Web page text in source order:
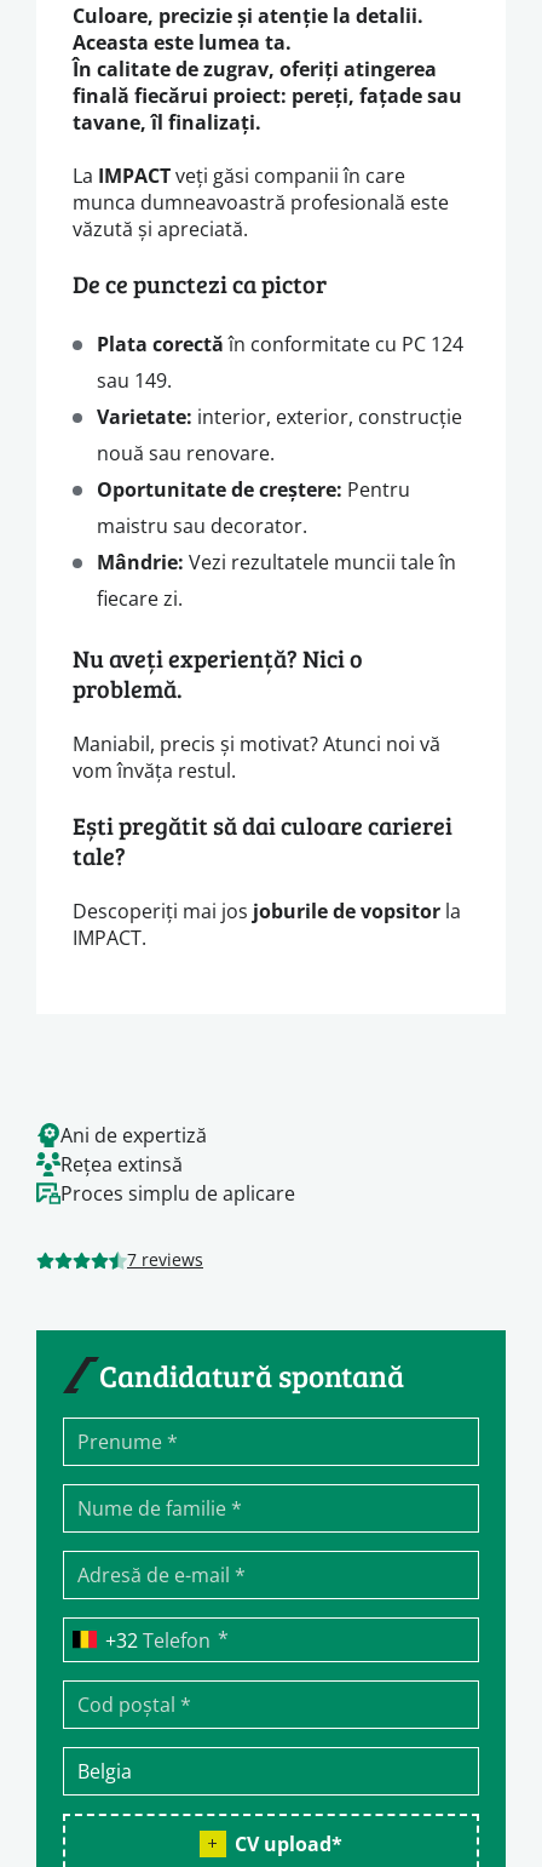
Culoare, precizie și atenție la detalii.
Aceasta este lumea ta.
În calitate de zugrav, oferiți atingerea
finală fiecărui proiect: pereți, fațade sau
tavane, îl finalizați.
La IMPACTveți găsi companii în care
munca dumneavoastră profesională este
văzută și apreciată.
De ce punctezi ca pictor
Plata corectăîn conformitate cu PC 124
sau 149.
Varietate: interior, exterior, construcție
nouă sau renovare.
Oportunitate de creștere: Pentru
maistru sau decorator.
Mândrie: Vezi rezultatele muncii tale în
fiecare zi.
Nu aveți experiență? Nici o
problemă.
Maniabil, precis și motivat? Atunci noi vă
vom învăța restul.
Ești pregătit să dai culoare carierei
tale?
Descoperiți mai jos joburile de vopsitor la
IMPACT.
Candidatură spontană
Telefon *
CV upload*
Ani de expertiză
Rețea extinsă
Proces simplu de aplicare
7 reviews